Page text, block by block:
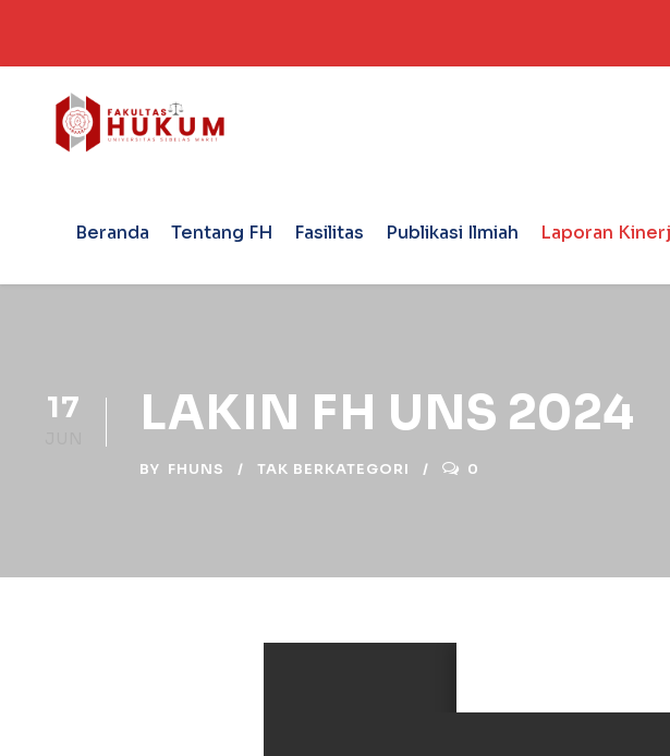
Beranda Tentang FH Fasilitas Publikasi Ilmiah Laporan
17 LAKIN FH UNS 2024
BY FHUNS TAK BERKATEGORI 0